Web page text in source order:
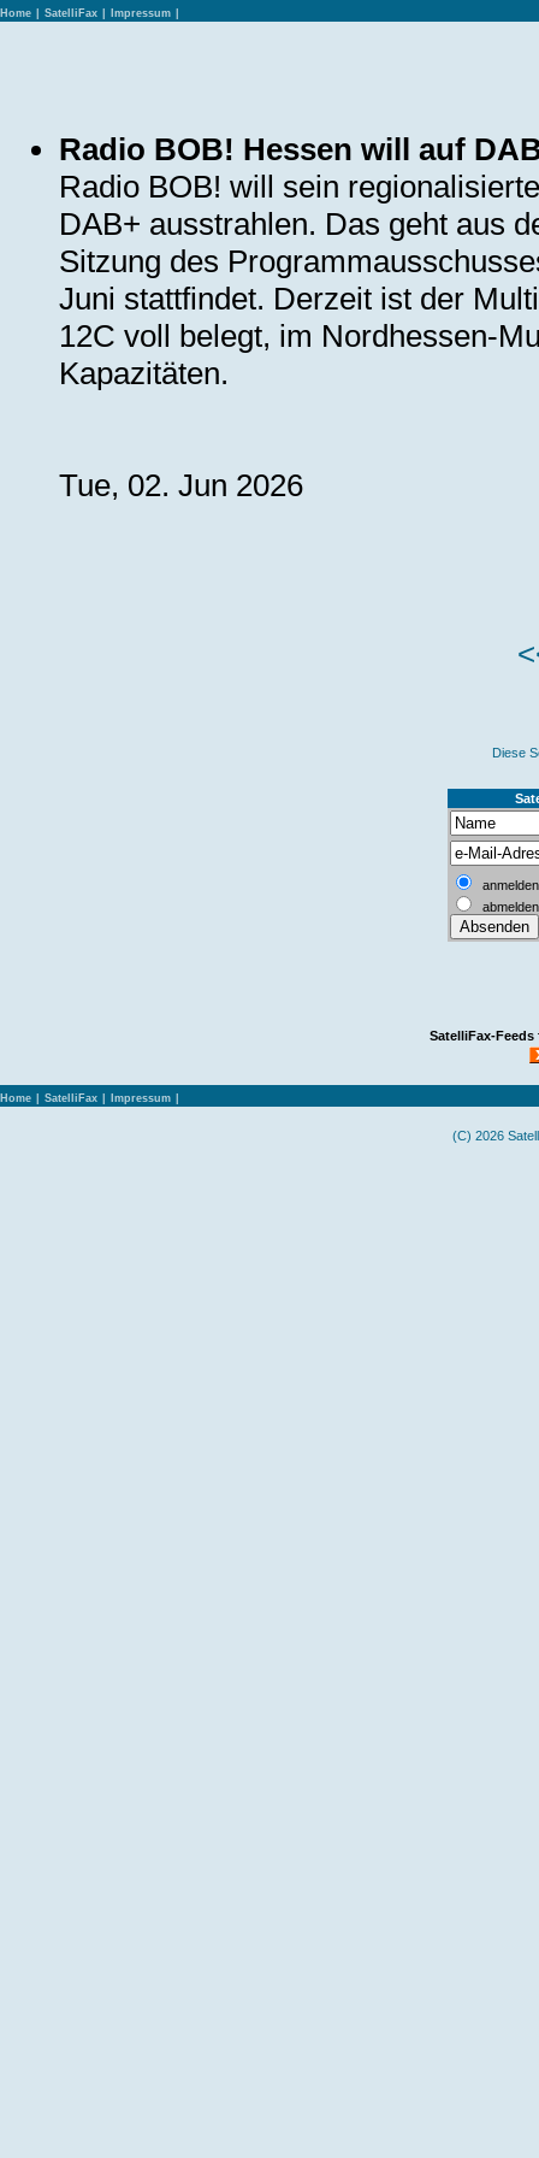
Home SatelliFax Impressum
Radio BOB! Hessen will auf
Radio BOB! will sein
DAB+ ausstrahlen. Das geht aus
Sitzung des
Juni stattfindet. Derzeit ist der
12C voll belegt, im Nordhessen-
Kapazitäten.
Tue, 02. Jun 2026
Diese S
anmelden
abmelden
SatelliFax-Feeds
Home SatelliFax Impressum
(C) 2026